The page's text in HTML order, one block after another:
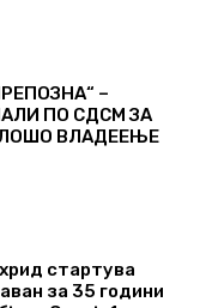
–
ПО СДСМ ЗА
ВЛАДЕЕЊЕ
стартува
за 35 години